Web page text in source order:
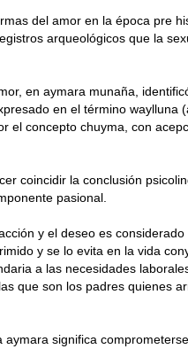
del amor en la época pre
arqueológicos que la
en aymara munaña,
en el término waylluna
el concepto chuyma, con
coincidir la conclusión
pasional.
y el deseo es
y se lo evita en la vida
a las necesidades
que son los padres quienes
aymara significa